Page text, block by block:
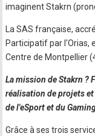
imaginent Stakrn
La SAS française,
Participatif par l'Orias,
Centre de Montpellier
La mission de Stakrn ?
réalisation de projets
de l'eSport et du
Grâce à ses trois